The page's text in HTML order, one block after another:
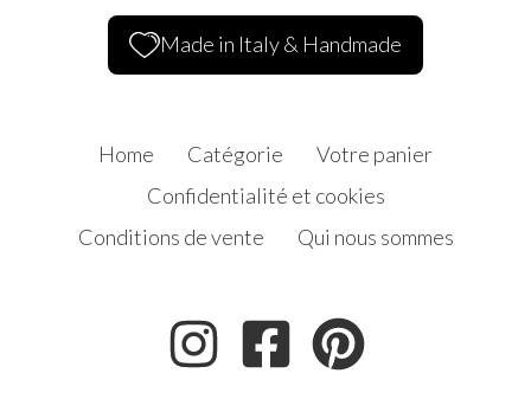
Made in Italy & Handmade
Home Catégorie
Votre panier
Confidentialité et cookies
Conditions de vente
Qui nous sommes